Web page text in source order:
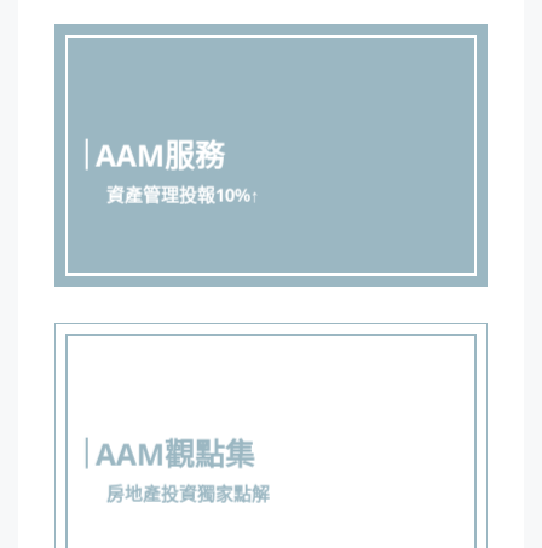
AAM服務
資產管理投報10%↑
AAM觀點集
房地產投資獨家點解